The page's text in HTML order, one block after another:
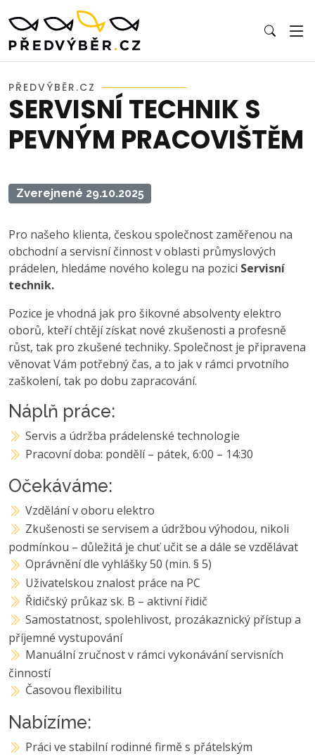
PŘEDVÝBĚR.CZ
SERVISNÍ TECHNIK S
PEVNÝM PRACOVIŠTĚM
Zverejnené 29.10.2025
Pro našeho klienta, českou společnost zaměřenou na
obchodní a servisní činnost v oblasti průmyslových
prádelen, hledáme nového kolegu na pozici Servisní
technik.
Pozice je vhodná jak pro šikovné absolventy elektro
oborů, kteří chtějí získat nové zkušenosti a profesně
růst, tak pro zkušené techniky. Společnost je připravena
věnovat Vám potřebný čas, a to jak v rámci prvotního
zaškolení, tak po dobu zapracování.
Náplň práce:
Servis a údržba prádelenské technologie
Pracovní doba: pondělí – pátek, 6:00 – 14:30
Očekáváme:
Vzdělání v oboru elektro
Zkušenosti se servisem a údržbou výhodou, nikoli
podmínkou – důležitá je chuť učit se a dále se vzdělávat
Oprávnění dle vyhlášky 50 (min. § 5)
Uživatelskou znalost práce na PC
Řidičský průkaz sk. B – aktivní řidič
Samostatnost, spolehlivost, prozákaznický přístup a
příjemné vystupování
Manuální zručnost v rámci vykonávání servisních
činností
Časovou flexibilitu
Nabízíme:
Práci ve stabilní rodinné firmě s přátelským